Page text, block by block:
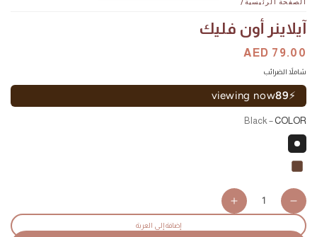
آيلاينر أون فليك
السعر
AED 79.00
البيع
شاملاً الضرائب
⚡
89
viewing now
COLOR
– Black
كمية
Decrease
Increase
إضافة إلى العربة